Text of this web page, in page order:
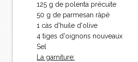
125 g de polenta précuite
50 g de parmesan râpé
1 càs d'huile d'olive
4 tiges d'oignons nouveaux
Sel
La garniture: